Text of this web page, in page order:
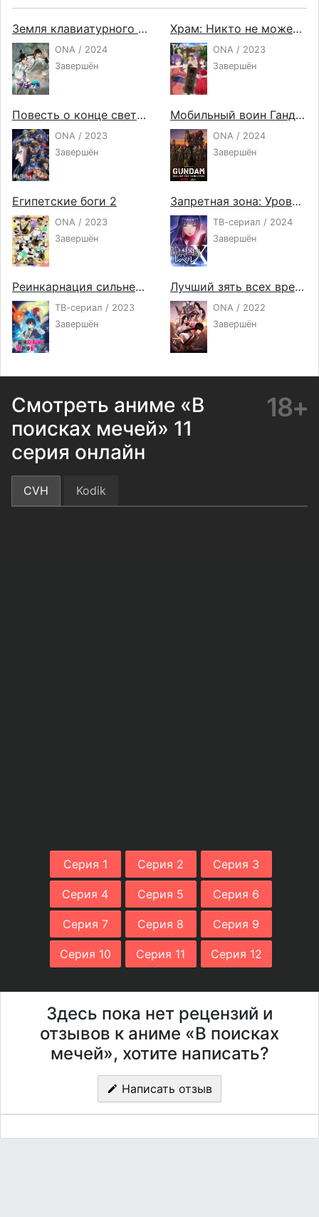
Земля клавиатурного бессмертного
ONA / 2024
Завершён
Храм: Никто не может жить в одиночестве х Девушка на час
ONA / 2023
Завершён
Повесть о конце света 2
ONA / 2023
Завершён
Мобильный воин Гандам: Реквием возмездия
ONA / 2024
Завершён
Египетские боги 2
ONA / 2023
Завершён
Запретная зона: Уровень X
ТВ-сериал / 2024
Завершён
Реинкарнация сильнейшего оммёдзи: Эти монстры слишком слабы по сравнению с моим ёкаем
ТВ-сериал / 2023
Завершён
Лучший зять всех времён
ONA / 2022
Завершён
Смотреть аниме «В
поисках мечей» 11
серия онлайн
18+
CVH Kodik
Серия 1 Серия 2 Серия 3
Серия 4 Серия 5 Серия 6
Серия 7 Серия 8 Серия 9
Серия 10 Серия 11 Серия 12
Здесь пока нет рецензий и
отзывов к аниме «В поисках
мечей», хотите написать?
Написать отзыв